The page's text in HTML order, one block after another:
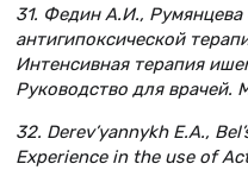
31. Федин А.И.,
антигипоксической
Интенсивная терапия
Руководство для врачей.
32. Derev’yannykh E.A.,
Experience in the use of